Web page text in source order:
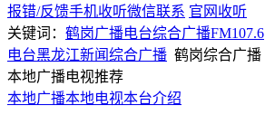
报错/反馈手机收听微信联系 官网收听
关键词： 鹤岗广播电台综合广播FM107.6
电台黑龙江新闻综合广播 鹤岗综合广播
本地广播电视推荐
本地广播本地电视本台介绍